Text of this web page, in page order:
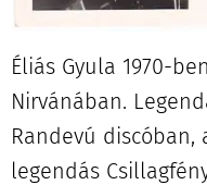
Éliás Gyula 1970-
Nirvánában.
Randevú discóban,
legendás